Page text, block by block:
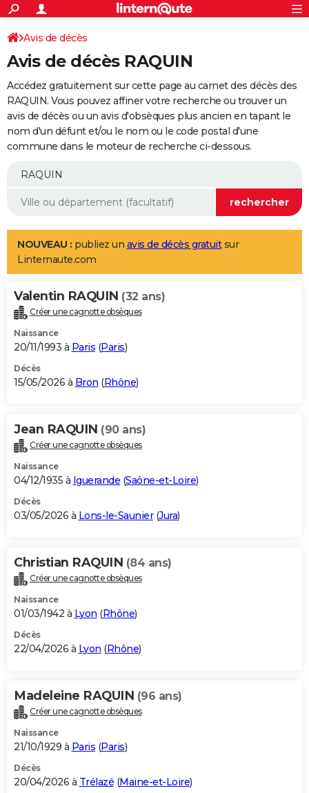
ACTUALITÉS
Politique
Société
Faits Divers
Education
Monde
Villes
+
SPORT
Coupe du monde 2026
Football
Tennis
Cyclisme
Rugby
Forum
Programme TV
TNT
Streaming
Cinéma
Sorties cinéma
Musique
+
FINANCE
Retraite
Epargne
Immobilier
Risques naturels par ville
Banque
Assurance
AUTO
Essais
Réserver un essai
Citadines
Berlines
SUV
Forum auto
+
Mobiles
Meilleur smartphone
Internet
Ordinateurs
Jeux vidéo
Guide high-tech
Aménagement intérieur
LIFESTYLE
Art de vivre
Bien-être
Loisirs
Mode
Modes de vie
Alimentation
Guide de la santé
Maladies
Médicaments
Sommeil
VOYAGE
Destinations
City break
Voyage nature
Voyage de noces
Forum
Climat
+PHOTO
GUIDES D'ACHAT
BONS PLANS
Carte de Noël
Carte Bonne année
Carte Saint-Valentin
Carte Pâques
Carte d'anniversaire
DICTIONNAIRE
Dictionnaire
Biographies
Citations
Expressions
Proverbes
PROGRAMME TV
S'inscrire
Se connecter
Lycées
Collèges
Primaires
Universités
Entreprises
Service militaire
Avis de recherche
AVIS DE DÉCÈS
Bricolage
Lifestyle
Culture
Sport
Auto
Television
Voyage
Cinema
Avis de décès
Avis de décès RAQUIN
Accédez gratuitement sur cette page au carnet des décès des
RAQUIN. Vous pouvez affiner votre recherche ou trouver un
avis de décès ou un avis d'obsèques plus ancien en tapant le
nom d'un défunt et/ou le nom ou le code postal d'une
commune dans le moteur de recherche ci-dessous.
NOUVEAU : publiez un avis de décès gratuitsur
Linternaute.com
Valentin RAQUIN (32 ans)
Créer une cagnotte obsèques
Naissance
20/11/1993 à Paris (Paris)
Décès
15/05/2026 à Bron (Rhône)
Jean RAQUIN (90 ans)
Créer une cagnotte obsèques
Naissance
04/12/1935 à Iguerande (Saône-et-Loire)
Décès
03/05/2026 à Lons-le-Saunier(Jura)
Christian RAQUIN (84 ans)
Créer une cagnotte obsèques
Naissance
01/03/1942 à Lyon (Rhône)
Décès
22/04/2026 à Lyon (Rhône)
Madeleine RAQUIN (96 ans)
Créer une cagnotte obsèques
Naissance
21/10/1929 à Paris (Paris)
Décès
20/04/2026 à Trélazé (Maine-et-Loire)